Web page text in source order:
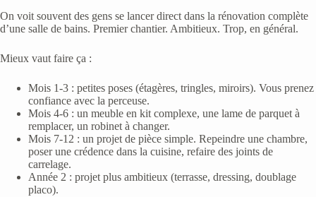
On voit souvent des gens se lancer direct dans la rénovation complète
d’une salle de bains. Premier chantier. Ambitieux. Trop, en général.
Mieux vaut faire ça :
Mois 1-3 : petites poses (étagères, tringles, miroirs). Vous prenez
confiance avec la perceuse.
Mois 4-6 : un meuble en kit complexe, une lame de parquet à
remplacer, un robinet à changer.
Mois 7-12 : un projet de pièce simple. Repeindre une chambre,
poser une crédence dans la cuisine, refaire des joints de
carrelage.
Année 2 : projet plus ambitieux (terrasse, dressing, doublage
placo).